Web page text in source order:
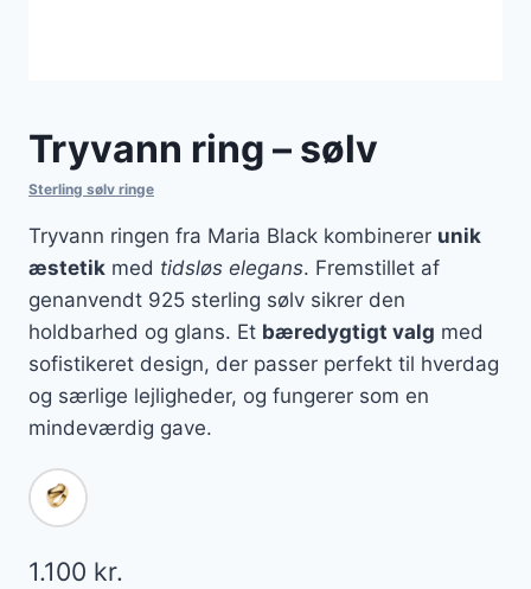
Tryvann ring – sølv
Sterling sølv ringe
Tryvann ringen fra Maria Black kombinerer unik
æstetik med tidsløs elegans. Fremstillet af
genanvendt 925 sterling sølv sikrer den
holdbarhed og glans. Et bæredygtigt valg med
sofistikeret design, der passer perfekt til hverdag
og særlige lejligheder, og fungerer som en
mindeværdig gave.
1.100 kr.